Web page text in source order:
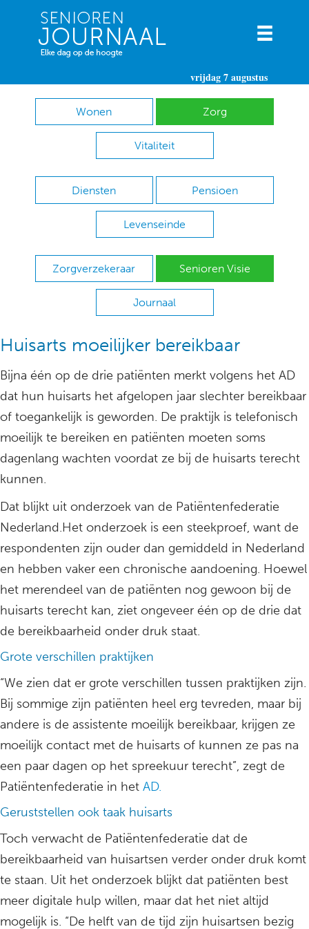
vrijdag 7 augustus
Wonen Zorg
Vitaliteit
Diensten Pensioen
Levenseinde
Zorgverzekeraar Senioren Visie
Journaal
Huisarts moeilijker bereikbaar
Bijna één op de drie patiënten merkt volgens het AD
dat hun huisarts het afgelopen jaar slechter bereikbaar
of toegankelijk is geworden. De praktijk is telefonisch
moeilijk te bereiken en patiënten moeten soms
dagenlang wachten voordat ze bij de huisarts terecht
kunnen.
Dat blijkt uit onderzoek van de Patiëntenfederatie
Nederland.Het onderzoek is een steekproef, want de
respondenten zijn ouder dan gemiddeld in Nederland
en hebben vaker een chronische aandoening. Hoewel
het merendeel van de patiënten nog gewoon bij de
huisarts terecht kan, ziet ongeveer één op de drie dat
de bereikbaarheid onder druk staat.
Grote verschillen praktijken
“We zien dat er grote verschillen tussen praktijken zijn.
Bij sommige zijn patiënten heel erg tevreden, maar bij
andere is de assistente moeilijk bereikbaar, krijgen ze
moeilijk contact met de huisarts of kunnen ze pas na
een paar dagen op het spreekuur terecht”, zegt de
Patiëntenfederatie in het AD.
Geruststellen ook taak huisarts
Toch verwacht de Patiëntenfederatie dat de
bereikbaarheid van huisartsen verder onder druk komt
te staan. Uit het onderzoek blijkt dat patiënten best
meer digitale hulp willen, maar dat het niet altijd
mogelijk is. “De helft van de tijd zijn huisartsen bezig